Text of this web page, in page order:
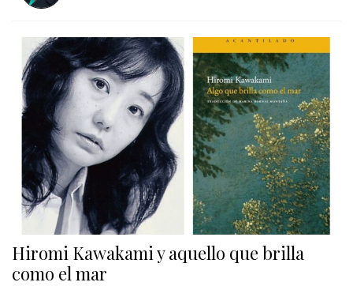
Hiromi Kawakami y aquello que brilla
como el mar